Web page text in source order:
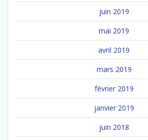
juin 2019
mai 2019
avril 2019
mars 2019
février 2019
janvier 2019
juin 2018